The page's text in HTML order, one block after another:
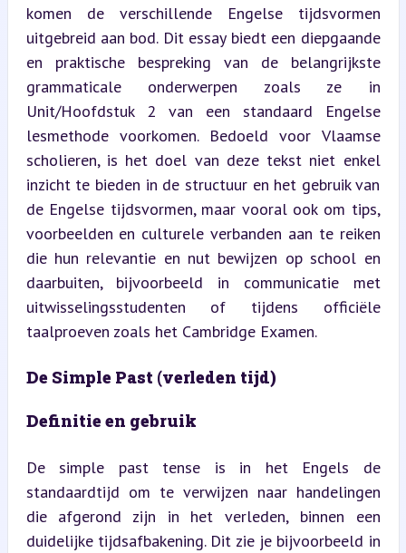
komen de verschillende Engelse tijdsvormen
uitgebreid aan bod. Dit essay biedt een diepgaande
en praktische bespreking van de belangrijkste
grammaticale onderwerpen zoals ze in
Unit/Hoofdstuk 2 van een standaard Engelse
lesmethode voorkomen. Bedoeld voor Vlaamse
scholieren, is het doel van deze tekst niet enkel
inzicht te bieden in de structuur en het gebruik van
de Engelse tijdsvormen, maar vooral ook om tips,
voorbeelden en culturele verbanden aan te reiken
die hun relevantie en nut bewijzen op school en
daarbuiten, bijvoorbeeld in communicatie met
uitwisselingsstudenten of tijdens officiële
taalproeven zoals het Cambridge Examen.
De Simple Past (verleden tijd)
Definitie en gebruik
De simple past tense is in het Engels de
standaardtijd om te verwijzen naar handelingen
die afgerond zijn in het verleden, binnen een
duidelijke tijdsafbakening. Dit zie je bijvoorbeeld in